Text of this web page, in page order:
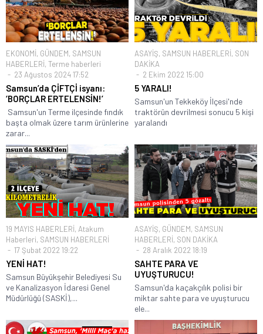
EKONOMİ, GÜNDEM, SAMSUN
HABERLERİ, Terme haberleri
23 Ağustos 2024 17:52
Samsun’da ÇİFTÇİ isyanı:
‘BORÇLAR ERTELENSİN!’
Samsun'un Terme ilçesinde fındık
başta olmak üzere tarım ürünlerine
zarar...
ASAYİŞ, SAMSUN HABERLERİ, SON
DAKİKA
2 Ekim 2022 15:00
5 YARALI!
Samsun'un Tekkeköy İlçesi'nde
traktörün devrilmesi sonucu 5 kişi
yaralandı
19 MAYIS HABERLERİ, Atakum
Haberleri, SAMSUN HABERLERİ
17 Şubat 2022 19:22
YENİ HAT!
Samsun Büyükşehir Belediyesi Su
ve Kanalizasyon İdaresi Genel
Müdürlüğü (SASKİ),...
ASAYİŞ, GÜNDEM, SAMSUN
HABERLERİ, SON DAKİKA
28 Aralık 2022 18:19
SAHTE PARA VE
UYUŞTURUCU!
Samsun'da kaçakçılık polisi bir
miktar sahte para ve uyuşturucu
ele...